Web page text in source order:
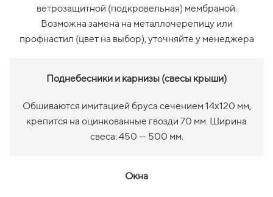
ветрозащитной (подкровельная) мембраной.
Возможна замена на металлочерепицу или
профнастил (цвет на выбор), уточняйте у менеджера
Поднебесники и карнизы (свесы крыши)
Обшиваются имитацией бруса сечением 14х120 мм,
крепится на оцинкованные гвозди 70 мм. Ширина
свеса: 450 — 500 мм.
Окна